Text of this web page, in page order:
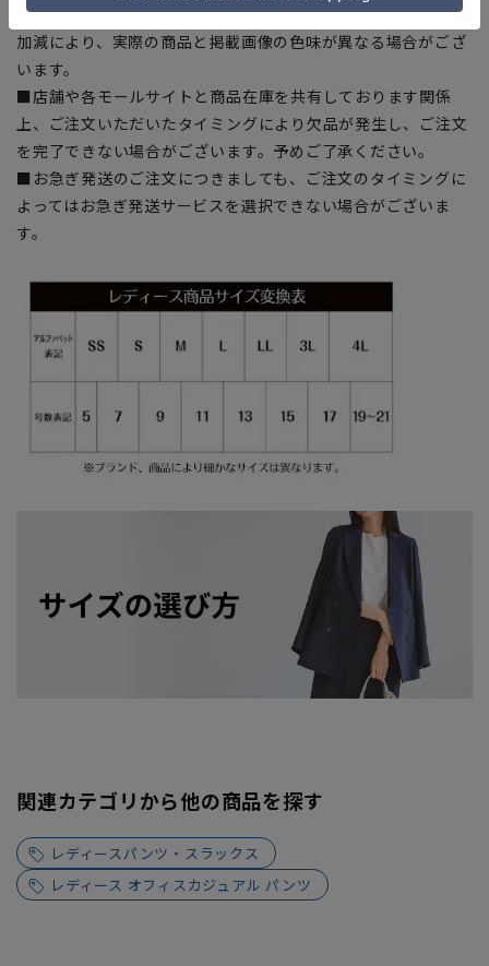
■ブラウザやお使いのモニター環境、また撮影時の室内外の光
加減により、実際の商品と掲載画像の色味が異なる場合がござ
います。
■店舗や各モールサイトと商品在庫を共有しております関係
上、ご注文いただいたタイミングにより欠品が発生し、ご注文
を完了できない場合がございます。予めご了承ください。
■お急ぎ発送のご注文につきましても、ご注文のタイミングに
よってはお急ぎ発送サービスを選択できない場合がございま
す。
関連カテゴリから他の商品を探す
レディースパンツ・スラックス
レディース オフィスカジュアル パンツ